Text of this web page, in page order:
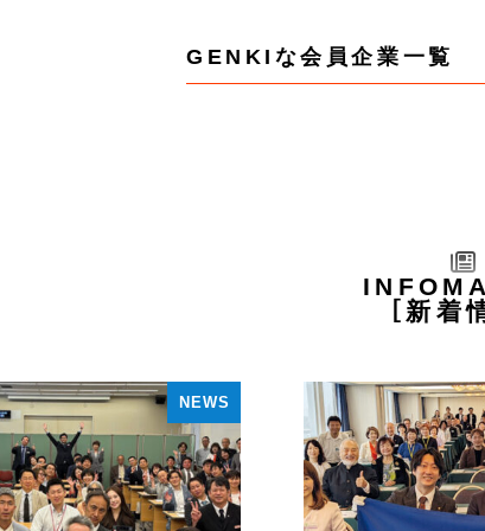
GENKIな会員企業一覧
新着
NEWS